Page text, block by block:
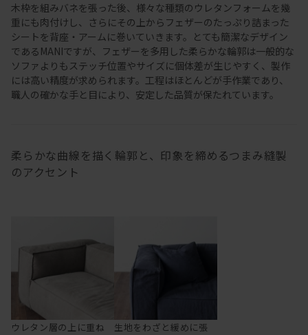
木枠を組みバネを張った後、様々な種類のウレタンフォームを幾
重にも肉付けし、さらにその上からフェザーのたっぷり詰まった
シートを背座・アームに巻いていきます。とても簡潔なデザイン
であるMANIですが、フェザーを多用した柔らかな輪郭は一般的な
ソファよりもステッチ位置やサイズに個体差が生じやすく、製作
には高い精度が求められます。工程はほとんどが手作業であり、
職人の確かな手と目により、安定した品質が保たれています。
柔らかな曲線を描く輪郭と、印象を締めるつまみ縫製
のアクセント
ウレタン層の上に重ね
生地をわざと緩めに張